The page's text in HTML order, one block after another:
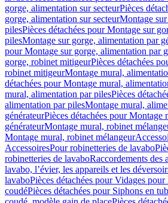
gorge, alimentation sur secteurPièces
gorge, alimentation sur secteurMontage
pilesPièces détachées pour Montage sur
pilesMontage sur gorge, alimentation par
pour Montage sur gorge, alimentation par
gorge, robinet mitigeurPièces détachées
robinet mitigeurMontage mural,
détachées pour Montage mural,
mural, alimentation par pilesPièces
alimentation par pilesMontage mural,
générateurPièces détachées pour Montage
générateurMontage mural, robinet
Montage mural, robinet mélangeur
AccessoiresPour robinetteries de lavabo
robinetteries de lavaboRaccordements des
lavabo, l’évier, les appareils et les
lavaboPièces détachées pour Vidages pour
coudéPièces détachées pour Siphons en